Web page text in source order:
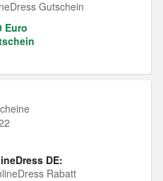
Gutschein
Euro
DE:
Rabatt